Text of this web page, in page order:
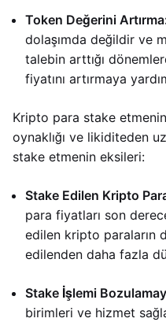
Token Değerini
dolaşımda değildir ve
talebin arttığı
fiyatını artırmaya
Kripto para stake
oynaklığı ve likiditeden
stake etmenin eksileri:
Stake Edilen Kripto
para fiyatları son
edilen kripto paraların
edilenden daha fazla
Stake İşlemi
birimleri ve hizmet